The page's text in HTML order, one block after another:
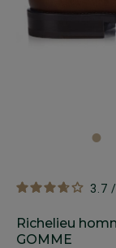
3.7 /
Richelieu
GOMME